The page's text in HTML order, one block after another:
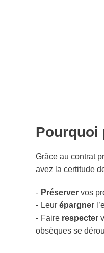
Pourquoi
Grâce au contrat
avez la certitude
Préserver vos
Leur épargner
Faire respecter
obsèques se